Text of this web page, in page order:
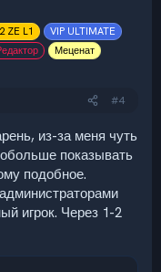
ZE L1
VIP ULTIMATE
Меценат
#4
из-за меня чуть
показывать
подобное.
игрок. Через 1-2